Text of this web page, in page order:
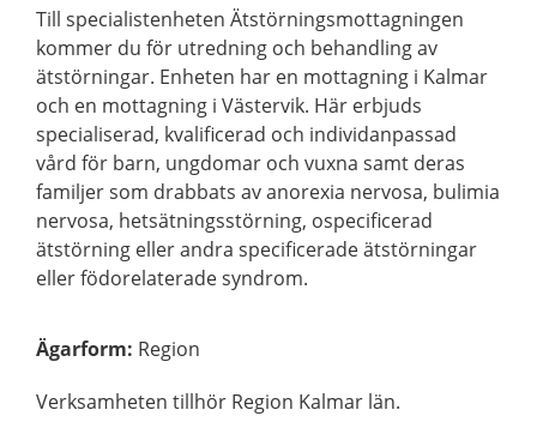
Till specialistenheten Ätstörningsmottagningen
kommer du för utredning och behandling av
ätstörningar. Enheten har en mottagning i Kalmar
och en mottagning i Västervik. Här erbjuds
specialiserad, kvalificerad och individanpassad
vård för barn, ungdomar och vuxna samt deras
familjer som drabbats av anorexia nervosa, bulimia
nervosa, hetsätningsstörning, ospecificerad
ätstörning eller andra specificerade ätstörningar
eller födorelaterade syndrom.
Ägarform: Region
Verksamheten tillhör Region Kalmar län.